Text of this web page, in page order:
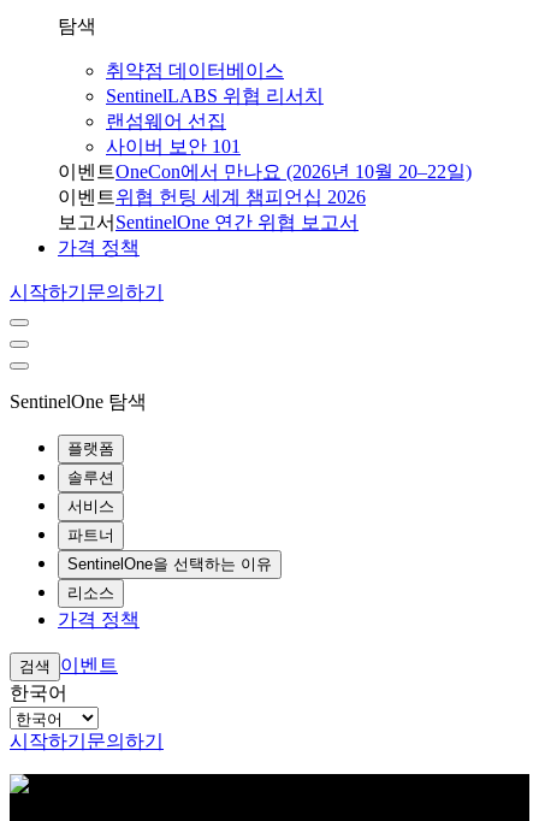
탐색
취약점 데이터베이스
SentinelLABS 위협 리서치
랜섬웨어 선집
사이버 보안 101
이벤트OneCon에서 만나요 (2026년 10월 20–22일)
이벤트위협 헌팅 세계 챔피언십 2026
보고서 SentinelOne 연간 위협 보고서
가격 정책
시작하기 문의하기
SentinelOne 탐색
플랫폼
솔루션
서비스
파트너
SentinelOne을 선택하는 이유
리소스
가격 정책
검색
이벤트
한국어
시작하기 문의하기
아이브로우 테스트 콘텐츠 텍스트